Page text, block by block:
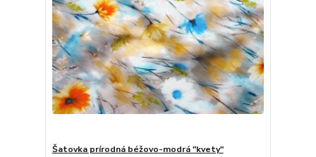
Šatovka prírodná béžovo-modrá "kvety"